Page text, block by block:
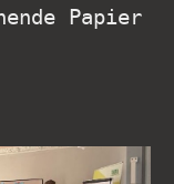
Papier